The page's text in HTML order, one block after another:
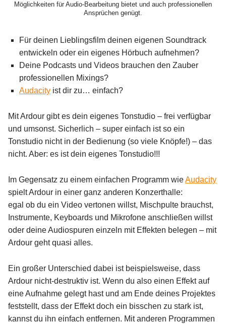
Möglichkeiten für Audio-Bearbeitung bietet und auch professionellen
Ansprüchen genügt.
Für deinen Lieblingsfilm deinen eigenen Soundtrack
entwickeln oder ein eigenes Hörbuch aufnehmen?
Deine Podcasts und Videos brauchen den Zauber
professionellen Mixings?
Audacity ist dir zu… einfach?
Mit Ardour gibt es dein eigenes Tonstudio – frei verfügbar
und umsonst. Sicherlich – super einfach ist so ein
Tonstudio nicht in der Bedienung (so viele Knöpfe!) – das
nicht. Aber: es ist dein eigenes Tonstudio!!!
Im Gegensatz zu einem einfachen Programm wieAudacity
spielt Ardour in einer ganz anderen Konzerthalle:
egal ob du ein Video vertonen willst, Mischpulte brauchst,
Instrumente, Keyboards und Mikrofone anschließen willst
oder deine Audiospuren einzeln mit Effekten belegen – mit
Ardour geht quasi alles.
Ein großer Unterschied dabei ist beispielsweise, dass
Ardour nicht-destruktiv ist. Wenn du also einen Effekt auf
eine Aufnahme gelegt hast und am Ende deines Projektes
feststellt, dass der Effekt doch ein bisschen zu stark ist,
kannst du ihn einfach entfernen. Mit anderen Programmen